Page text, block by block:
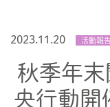
2023.11.20 活動報
秋季年末
央行動開催